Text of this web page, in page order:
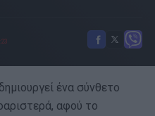
ένα σύνθετο
αφού το